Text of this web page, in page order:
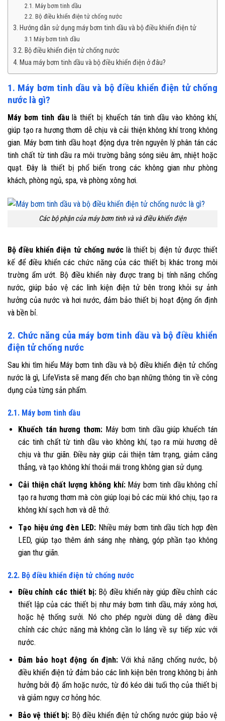
2.1. Máy bơm tinh dầu
2.2. Bộ điều khiển điện tử chống nước
3. Hướng dẫn sử dụng máy bơm tinh dầu và bộ điều khiển điện tử
3.1 Máy bơm tinh dầu
3.2. Bộ điều khiển điện tử chống nước
4. Mua máy bơm tinh dầu và bộ điều khiển điện ở đâu?
1. Máy bơm tinh dầu và bộ điều khiển điện tử chống
nước là gì?
Máy bơm tinh dầulà thiết bị khuếch tán tinh dầu vào không khí,
giúp tạo ra hương thơm dễ chịu và cải thiện không khí trong không
gian. Máy bơm tinh dầu hoạt động dựa trên nguyên lý phân tán các
tinh chất từ tinh dầu ra môi trường bằng sóng siêu âm, nhiệt hoặc
quạt. Đây là thiết bị phổ biến trong các không gian như phòng
khách, phòng ngủ, spa, và phòng xông hơi.
Các bộ phận của máy bơm tinh và và điều khiển điện
Bộ điều khiển điện tử chống nướclà thiết bị điện tử được thiết
kế để điều khiển các chức năng của các thiết bị khác trong môi
trường ẩm ướt. Bộ điều khiển này được trang bị tính năng chống
nước, giúp bảo vệ các linh kiện điện tử bên trong khỏi sự ảnh
hưởng của nước và hơi nước, đảm bảo thiết bị hoạt động ổn định
và bền bỉ.
2. Chức năng của máy bơm tinh dầu và bộ điều khiển
điện tử chống nước
Sau khi tìm hiểu Máy bơm tinh dầu và bộ điều khiển điện tử chống
nước là gì, LifeVista sẽ mang đến cho bạn những thông tin về công
dụng của từng sản phẩm.
2.1. Máy bơm tinh dầu
Khuếch tán hương thơm: Máy bơm tinh dầu giúp khuếch tán
các tinh chất từ tinh dầu vào không khí, tạo ra mùi hương dễ
chịu và thư giãn. Điều này giúp cải thiện tâm trạng, giảm căng
thẳng, và tạo không khí thoải mái trong không gian sử dụng.
Cải thiện chất lượng không khí:Máy bơm tinh dầu không chỉ
tạo ra hương thơm mà còn giúp loại bỏ các mùi khó chịu, tạo ra
không khí sạch hơn và dễ thở.
Tạo hiệu ứng đèn LED: Nhiều máy bơm tinh dầu tích hợp đèn
LED, giúp tạo thêm ánh sáng nhẹ nhàng, góp phần tạo không
gian thư giãn.
2.2. Bộ điều khiển điện tử chống nước
Điều chỉnh các thiết bị:Bộ điều khiển này giúp điều chỉnh các
thiết lập của các thiết bị như máy bơm tinh dầu, máy xông hơi,
hoặc hệ thống sưởi. Nó cho phép người dùng dễ dàng điều
chỉnh các chức năng mà không cần lo lắng về sự tiếp xúc với
nước.
Đảm bảo hoạt động ổn định:Với khả năng chống nước, bộ
điều khiển điện tử đảm bảo các linh kiện bên trong không bị ảnh
hưởng bởi độ ẩm hoặc nước, từ đó kéo dài tuổi thọ của thiết bị
và giảm nguy cơ hỏng hóc.
Bảo vệ thiết bị: Bộ điều khiển điện tử chống nước giúp bảo vệ